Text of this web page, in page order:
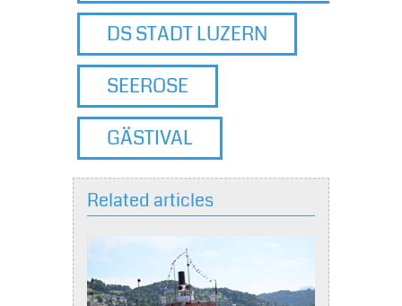
DS STADT LUZERN
SEEROSE
GÄSTIVAL
Related articles